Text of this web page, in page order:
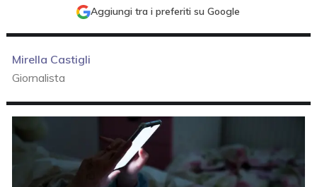
Aggiungi tra i preferiti su Google
Mirella Castigli
Giornalista